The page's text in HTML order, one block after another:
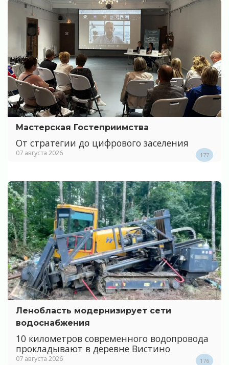
Мастерская Гостеприимства
От стратегии до цифрового заселения
07 августа 2026 177
Ленобласть модернизирует сети
водоснабжения
10 километров современного водопровода
прокладывают в деревне Вистино
07 августа 2026 176